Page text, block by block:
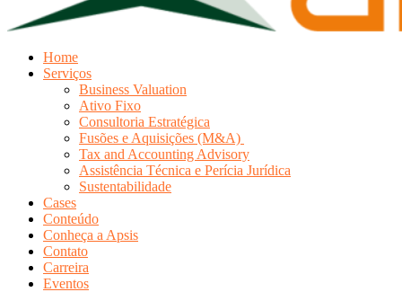
Home
Serviços
Business Valuation
Ativo Fixo
Consultoria Estratégica
Fusões e Aquisições (M&A)
Tax and Accounting Advisory
Assistência Técnica e Perícia Jurídica
Sustentabilidade
Cases
Conteúdo
Conheça a Apsis
Contato
Carreira
Eventos